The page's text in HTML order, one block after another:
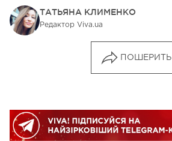
ТАТЬЯНА КЛИМЕНКО
Редактор Viva.ua
ПОШЕРИТЬ